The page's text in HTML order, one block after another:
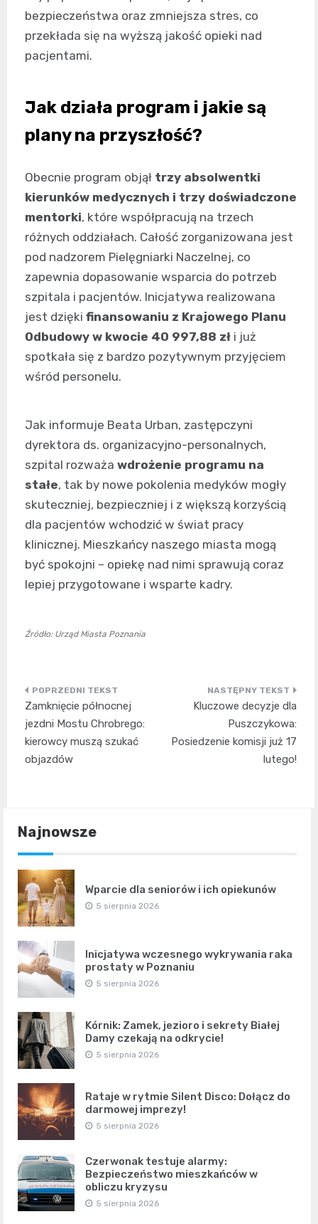
bezpieczeństwa oraz zmniejsza stres, co
przekłada się na wyższą jakość opieki nad
pacjentami.
Jak działa program i jakie są
plany na przyszłość?
Obecnie program objął trzy absolwentki
kierunków medycznych i trzy doświadczone
mentorki, które współpracują na trzech
różnych oddziałach. Całość zorganizowana jest
pod nadzorem Pielęgniarki Naczelnej, co
zapewnia dopasowanie wsparcia do potrzeb
szpitala i pacjentów. Inicjatywa realizowana
jest dzięki finansowaniu z Krajowego Planu
Odbudowy w kwocie 40 997,88 zł i już
spotkała się z bardzo pozytywnym przyjęciem
wśród personelu.
Jak informuje Beata Urban, zastępczyni
dyrektora ds. organizacyjno-personalnych,
szpital rozważa wdrożenie programu na
stałe, tak by nowe pokolenia medyków mogły
skuteczniej, bezpieczniej i z większą korzyścią
dla pacjentów wchodzić w świat pracy
klinicznej. Mieszkańcy naszego miasta mogą
być spokojni – opiekę nad nimi sprawują coraz
lepiej przygotowane i wsparte kadry.
Źródło: Urząd Miasta Poznania
Nawigacja
wpisu
Zamknięcie północnej
jezdni Mostu Chrobrego:
kierowcy muszą szukać
objazdów
Kluczowe decyzje dla
Puszczykowa:
Posiedzenie komisji już 17
lutego!
Najnowsze
Wparcie dla seniorów i ich opiekunów
5 sierpnia 2026
Inicjatywa wczesnego wykrywania raka
prostaty w Poznaniu
5 sierpnia 2026
Kórnik: Zamek, jezioro i sekrety Białej
Damy czekają na odkrycie!
5 sierpnia 2026
Rataje w rytmie Silent Disco: Dołącz do
darmowej imprezy!
5 sierpnia 2026
Czerwonak testuje alarmy:
Bezpieczeństwo mieszkańców w
obliczu kryzysu
5 sierpnia 2026